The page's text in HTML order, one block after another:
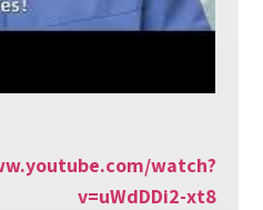
watch?
v=uWdDDi2-xt8